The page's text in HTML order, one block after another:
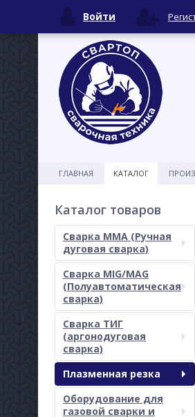
ГЛАВНАЯ КАТАЛОГ
Каталог товаров
Сварка MMA (Ручная
дуговая сварка)
Сварка MIG/MAG
(Полуавтоматическая
сварка)
Сварка ТИГ
(аргонодуговая
сварка)
Плазменная резка
Оборудование для
газовой сварки и
Войти